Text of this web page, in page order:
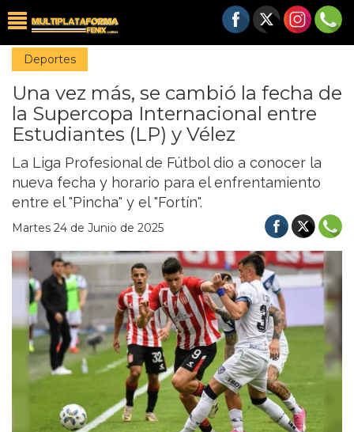
Deportes
Una vez más, se cambió la fecha de
la Supercopa Internacional entre
Estudiantes (LP) y Vélez
La Liga Profesional de Fútbol dio a conocer la
nueva fecha y horario para el enfrentamiento
entre el "Pincha" y el "Fortín".
Martes 24 de Junio de 2025